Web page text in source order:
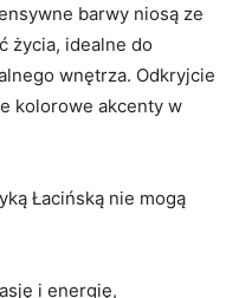
barwy niosą ze
życia, idealne do
wnętrza. Odkryjcie
kolorowe ⁣akcenty w
Łacińską nie ⁤mogą
i energię,